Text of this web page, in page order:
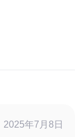
2025年7月8日